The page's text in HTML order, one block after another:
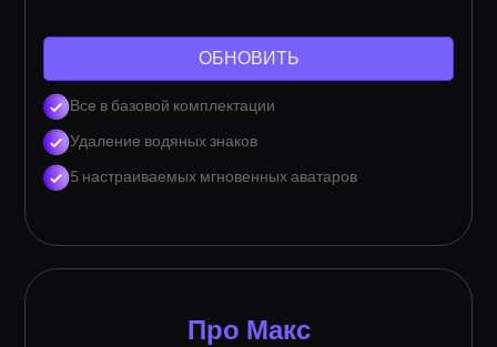
ОБНОВИТЬ
Все в базовой комплектации
Удаление водяных знаков
5 настраиваемых мгновенных аватаров
Про Макс